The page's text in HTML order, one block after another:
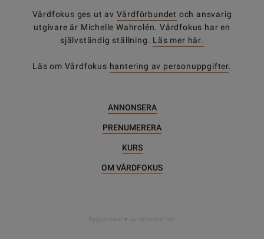
Vårdfokus ges ut av Vårdförbundet och ansvarig
utgivare är Michelle Wahrolén. Vårdfokus har en
självständig ställning. Läs mer här.
Läs om Vårdfokus hantering av personuppgifter.
ANNONSERA
PRENUMERERA
KURS
OM VÅRDFOKUS
Byggd med av WonderFour